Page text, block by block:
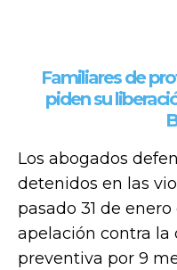
Familiares de
piden su
Los abogados
detenidos en las
pasado 31 de
apelación contra la
preventiva por 9